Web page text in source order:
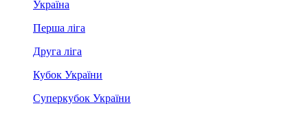
Україна
Перша ліга
Друга ліга
Кубок України
Суперкубок України